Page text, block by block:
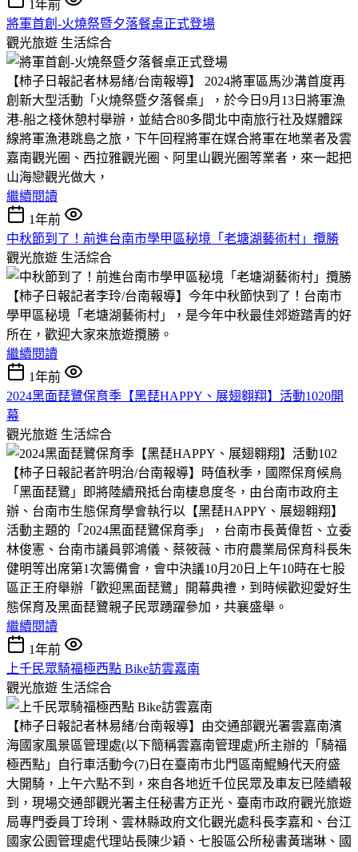
1年前
將軍首創-火燒祭暨夕落餐桌正式登場
觀光旅遊 生活綜合
【柿子日報記者林易緒/台南報導】 2024將軍區馬沙溝首度再
創新大型活動「火燒祭暨夕落餐桌」，於今日9月13日將軍漁
港-船之棧休憩村舉辦，並結合80多間北中南旅行社及媒體踩
線將軍漁港跳島之旅，下午回程將軍在媒合將軍在地業者及雲
嘉南觀光圈、西拉雅觀光圈、阿里山觀光圈等業者，來一起把
山海戀觀光做大，
繼續閱讀
1年前
中秋節到了！前進台南市學甲區秘境「老塘湖藝術村」攬勝
觀光旅遊 生活綜合
【柿子日報記者李玲/台南報導】今年中秋節快到了！台南市
學甲區秘境「老塘湖藝術村」，是今年中秋最佳郊遊踏青的好
所在，歡迎大家來旅遊攬勝。
繼續閱讀
1年前
2024黑面琵鷺保育季【黑琵HAPPY、展翅翱翔】活動1020開
幕
觀光旅遊 生活綜合
【柿子日報記者許明治/台南報導】時值秋季，國際保育候鳥
「黑面琵鷺」即將陸續飛抵台南棲息度冬，由台南市政府主
辦、台南市生態保育學會執行以【黑琵HAPPY、展翅翱翔】
活動主題的「2024黑面琵鷺保育季」，台南市長黃偉哲、立委
林俊憲、台南市議員郭鴻儀、蔡筱薇、市府農業局保育科長朱
健明等出席第1次籌備會，會中決議10月20日上午10時在七股
區正王府舉辦「歡迎黑面琵鷺」開幕典禮，到時候歡迎愛好生
態保育及黑面琵鷺親子民眾踴躍參加，共襄盛舉。
繼續閱讀
1年前
上千民眾騎福極西點 Bike訪雲嘉南
觀光旅遊 生活綜合
【柿子日報記者林易緒/台南報導】由交通部觀光署雲嘉南濱
海國家風景區管理處(以下簡稱雲嘉南管理處)所主辦的「騎福
極西點」自行車活動今(7)日在臺南市北門區南鯤鯓代天府盛
大開騎，上午六點不到，來自各地近千位民眾及車友已陸續報
到，現場交通部觀光署主任秘書方正光、臺南市政府觀光旅遊
局專門委員丁玲琍、雲林縣政府文化觀光處科長李嘉和、台江
國家公園管理處代理站長陳少穎、七股區公所秘書黃瑞琳、國